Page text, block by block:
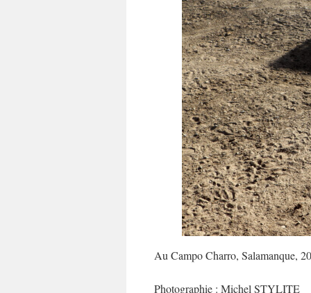
Au Campo Charro, Salamanque,
Photographie : Michel STYLITE